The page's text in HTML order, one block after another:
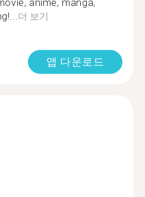
anime, manga,
더 보기
앱 다운로드